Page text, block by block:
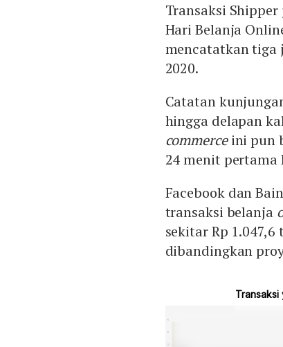
Transaksi
Hari Belanja
mencatatkan tiga
2020.
Catatan
hingga delapan
commerceini pun
24 menit pertama
Facebook dan
transaksi belanja
sekitar Rp
dibandingkan